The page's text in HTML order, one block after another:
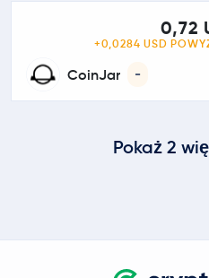
CoinJar -
0,72
+0,0284 USD
Pokaż 2